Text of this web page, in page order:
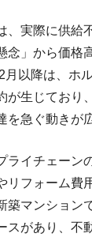
、実際に供給
念」から価格
月以降は、ホ
が生じており
を急ぐ動きが
ライチェーン
リフォーム費
築マンション
スがあり、不